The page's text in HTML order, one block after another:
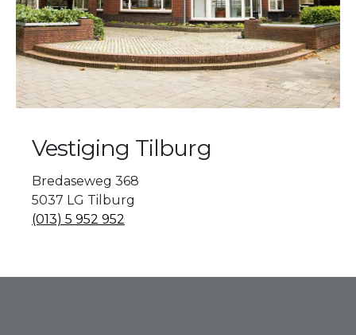
Vestiging Tilburg
Bredaseweg 368
5037 LG Tilburg
(013) 5 952 952